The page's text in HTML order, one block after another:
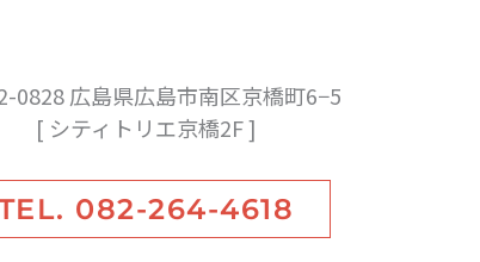
0828 広島県広島市南区京橋町6−5
[ シティトリエ京橋2F ]
082-264-4618